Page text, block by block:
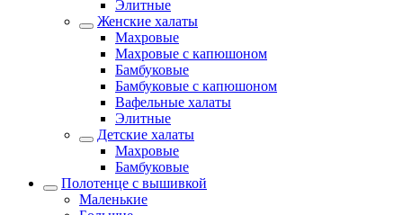
Элитные
Женские халаты
Махровые
Махровые с капюшоном
Бамбуковые
Бамбуковые с капюшоном
Вафельные халаты
Элитные
Детские халаты
Махровые
Бамбуковые
Полотенце с вышивкой
Маленькие